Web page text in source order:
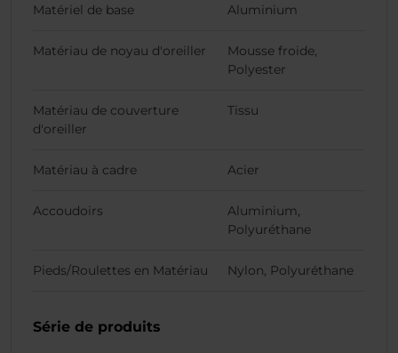
Matériel de base Aluminium
Matériau de noyau d'oreiller
Mousse froide,
Polyester
Matériau de couverture
d'oreiller
Tissu
Matériau à cadre Acier
Accoudoirs
Aluminium,
Polyuréthane
Pieds/Roulettes en Matériau Nylon, Polyuréthane
Série de produits